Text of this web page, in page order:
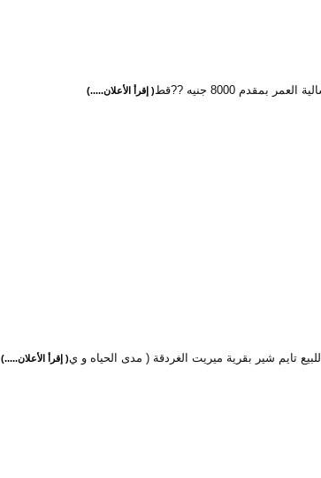
بمقدم 8000 جنيه ??قط ( إقرأ الأعلان.....)
تايم شير بقرية ميريت الغردقة ( مدى الحياه و ي( إقرأ الأعلان.....)